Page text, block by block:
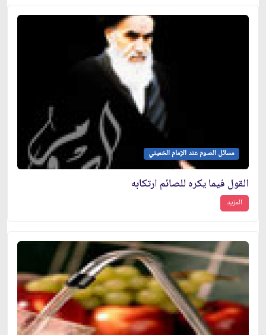
مسائل الصوم عند الإمام الخميني
القول فيما يكره للصائم ارتكابه
المزيد